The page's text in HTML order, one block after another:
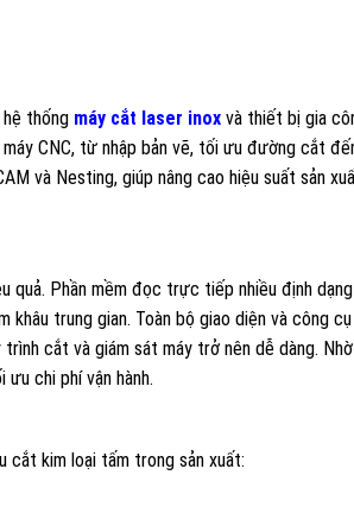
thống máy cắt laser inoxvà thiết bị gia
CNC, từ nhập bản vẽ, tối ưu đường cắt
và Nesting, giúp nâng cao hiệu suất sản
quả. Phần mềm đọc trực tiếp nhiều định
khâu trung gian. Toàn bộ giao diện và công
cắt và giám sát máy trở nên dễ dàng. Nhờ
chi phí vận hành.
cắt kim loại tấm trong sản xuất: